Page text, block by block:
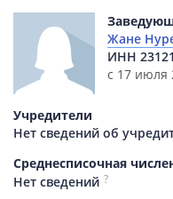
Жане
ИНН
с 17 июля
Учредители
Нет сведений об
Среднесписочная
Нет сведений ?